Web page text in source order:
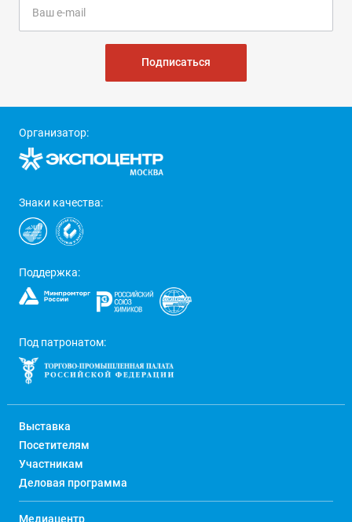
Подписаться
Организатор:
Знаки качества:
Поддержка:
Под патронатом:
Выставка
Посетителям
Участникам
Деловая программа
Медиацентр